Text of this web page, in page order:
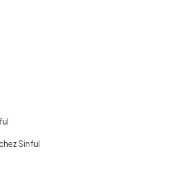
Sinful